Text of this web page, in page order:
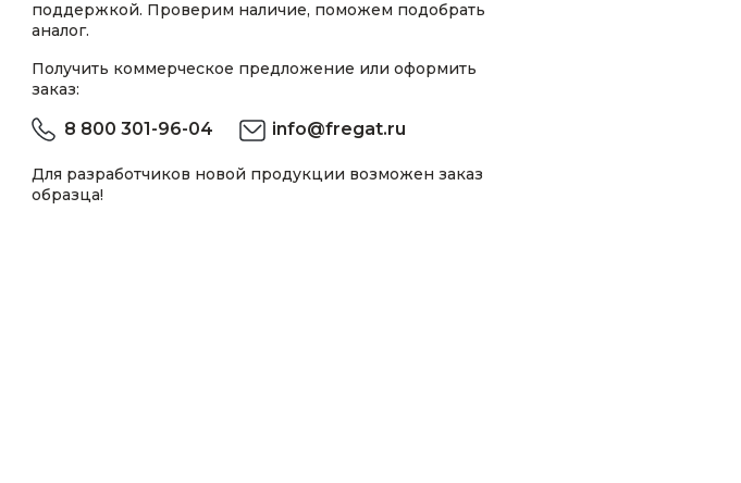
±Δα (дБ)
0.3
поддержкой. Проверим наличие, поможем подобрать
аналог.
Получить коммерческое предложение или оформить
заказ:
8 800 301-96-04 info@fregat.ru
Для разработчиков новой продукции возможен заказ
образца!